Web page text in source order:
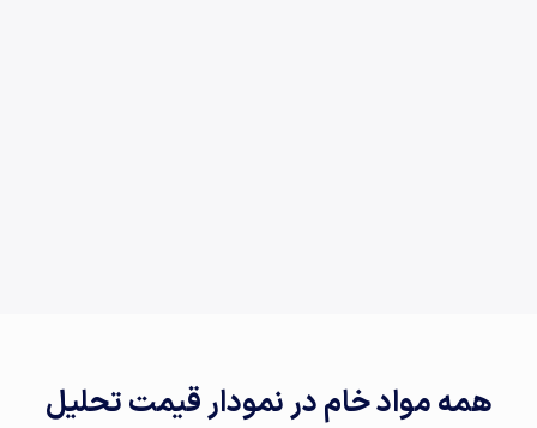
همه مواد خام در نمودار قیمت تحلیل